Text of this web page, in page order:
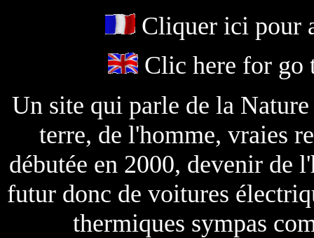
Cliquer ici pour
Clic here for go
Un site qui parle de la
terre, de l'homme, vraies
débutée en 2000, devenir de
futur donc de voitures
thermiques sympas